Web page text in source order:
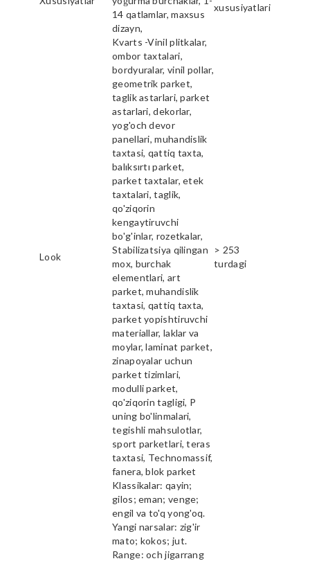
14 qatlamlar, maxsus
dizayn,
xususiyatlari
Look
Kvarts -Vinil plitkalar,
ombor taxtalari,
bordyuralar, vinil pollar,
geometrik parket,
taglik astarlari, parket
astarlari, dekorlar,
yog'och devor
panellari, muhandislik
taxtasi, qattiq taxta,
balıksırtı parket,
parket taxtalar, etek
taxtalari, taglik,
qo'ziqorin
kengaytiruvchi
bo'g'inlar, rozetkalar,
Stabilizatsiya qilingan
mox, burchak
elementlari, art
parket, muhandislik
taxtasi, qattiq taxta,
parket yopishtiruvchi
materiallar, laklar va
moylar, laminat parket,
zinapoyalar uchun
parket tizimlari,
modulli parket,
qo'ziqorin tagligi, P
uning bo'linmalari,
tegishli mahsulotlar,
sport parketlari, teras
taxtasi, Technomassif,
fanera, blok parket
> 253
turdagi
Klassikalar: qayin;
gilos; eman; venge;
engil va to'q yong'oq.
Yangi narsalar: zig'ir
mato; kokos; jut.
Range: och jigarrang